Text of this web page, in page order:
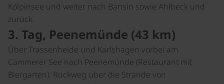
Kölpinsee und weiter nach Bansin sowie Ahlbeck und
zurück.
3. Tag, Peenemünde (43 km)
Über Trassenheide und Karlshagen vorbei am
Cämmerer See nach Peenemünde (Restaurant mit
Biergarten). Rückweg über die Strände von